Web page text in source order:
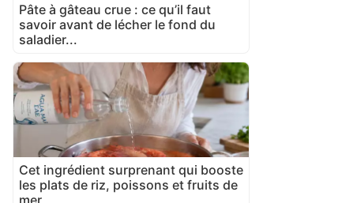
Pâte à gâteau crue : ce qu’il faut
savoir avant de lécher le fond du
saladier...
Cet ingrédient surprenant qui booste
les plats de riz, poissons et fruits de
mer